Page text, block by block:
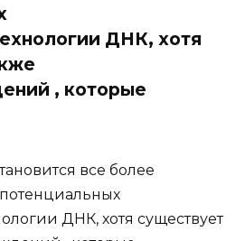
ДНК, хотя
, которые
все более
ДНК, хотя существует